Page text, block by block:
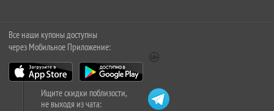
Все наши купоны доступны
через Мобильное Приложение:
Ищите скидки поблизости,
не выходя из чата: